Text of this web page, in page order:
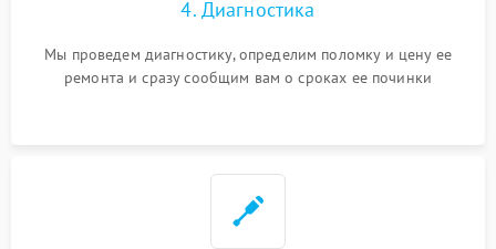
4. Диагностика
Мы проведем диагностику, определим поломку и цену ее
ремонта и сразу сообщим вам о сроках ее починки